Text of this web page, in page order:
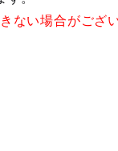
ない場合がござ